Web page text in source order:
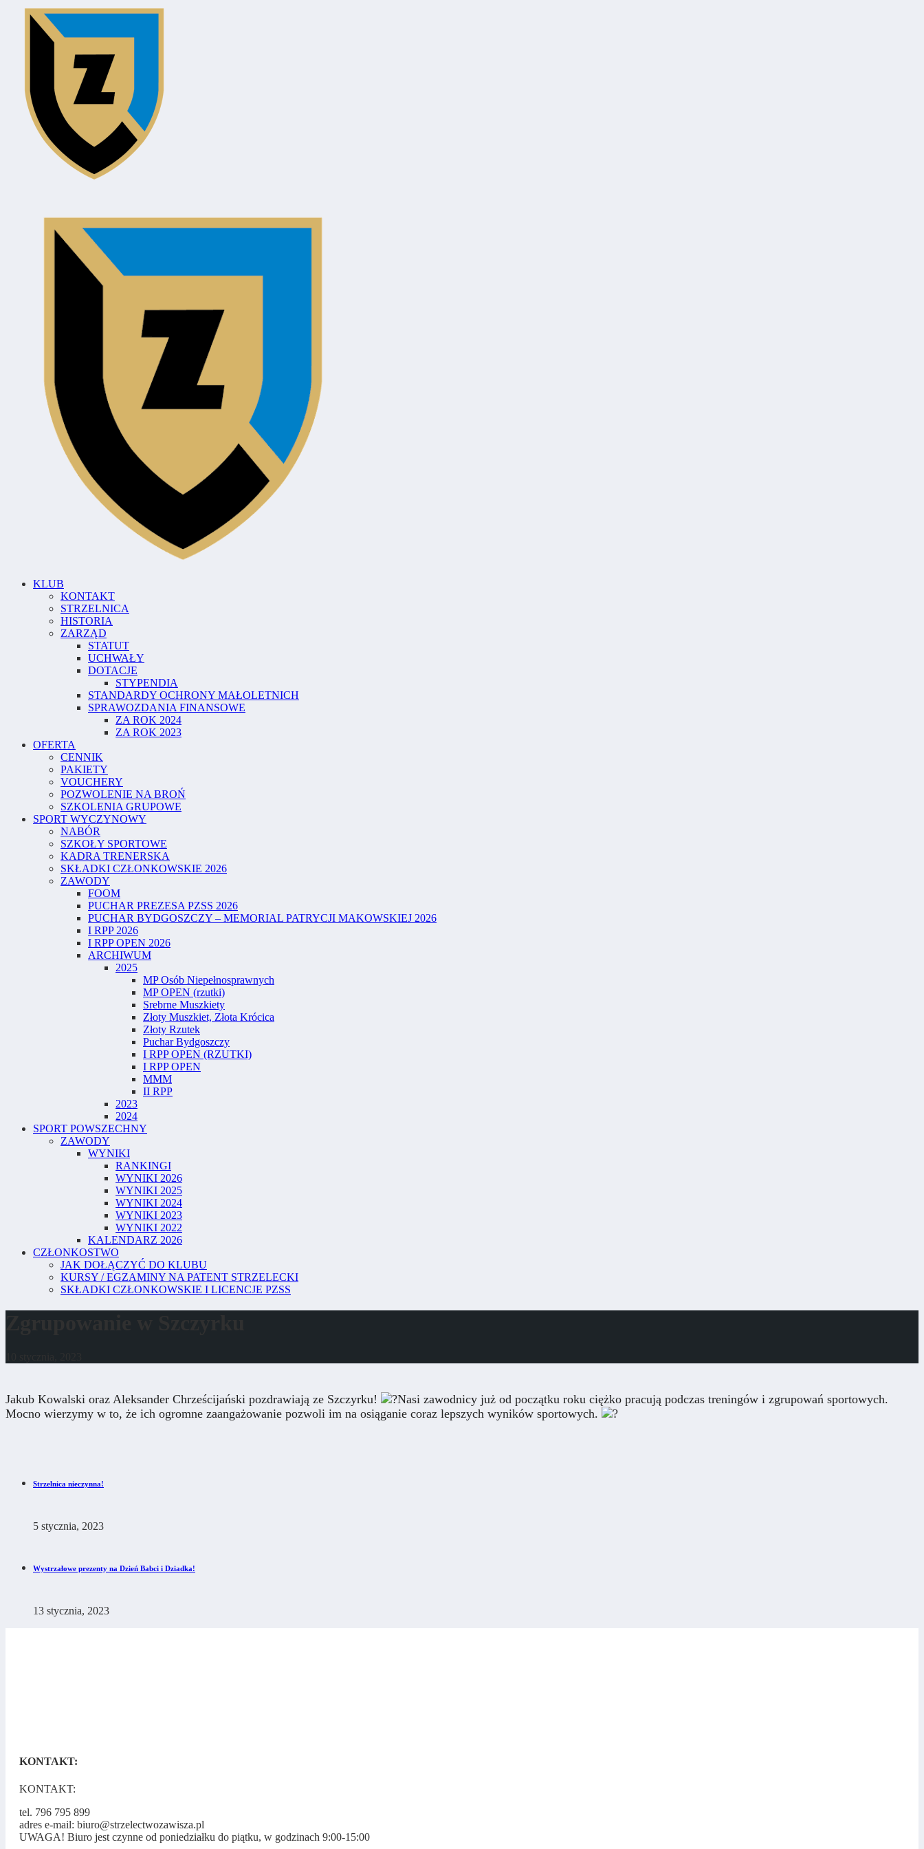
KLUB
KONTAKT
STRZELNICA
HISTORIA
ZARZĄD
STATUT
UCHWAŁY
DOTACJE
STYPENDIA
STANDARDY OCHRONY MAŁOLETNICH
SPRAWOZDANIA FINANSOWE
ZA ROK 2024
ZA ROK 2023
OFERTA
CENNIK
PAKIETY
VOUCHERY
POZWOLENIE NA BROŃ
SZKOLENIA GRUPOWE
SPORT WYCZYNOWY
NABÓR
SZKOŁY SPORTOWE
KADRA TRENERSKA
SKŁADKI CZŁONKOWSKIE 2026
ZAWODY
FOOM
PUCHAR PREZESA PZSS 2026
PUCHAR BYDGOSZCZY – MEMORIAL PATRYCJI MAKOWSKIEJ 2026
I RPP 2026
I RPP OPEN 2026
ARCHIWUM
2025
MP Osób Niepełnosprawnych
MP OPEN (rzutki)
Srebrne Muszkiety
Złoty Muszkiet, Złota Krócica
Złoty Rzutek
Puchar Bydgoszczy
I RPP OPEN (RZUTKI)
I RPP OPEN
MMM
II RPP
2023
2024
SPORT POWSZECHNY
ZAWODY
WYNIKI
RANKINGI
WYNIKI 2026
WYNIKI 2025
WYNIKI 2024
WYNIKI 2023
WYNIKI 2022
KALENDARZ 2026
CZŁONKOSTWO
JAK DOŁĄCZYĆ DO KLUBU
KURSY / EGZAMINY NA PATENT STRZELECKI
SKŁADKI CZŁONKOWSKIE I LICENCJE PZSS
Jakub Kowalski oraz Aleksander Chrześcijański pozdrawiają ze Szczyrku!
Nasi zawodnicy już od początku roku ciężko pracują podczas treningów i zgrupowań sportowych.
Mocno wierzymy w to, że ich ogromne zaangażowanie pozwoli im na osiąganie coraz lepszych wyników sportowych.
Strzelnica nieczynna!
5 stycznia, 2023
Wystrzałowe prezenty na Dzień Babci i Dziadka!
13 stycznia, 2023
KONTAKT:
KONTAKT:
tel. 796 795 899
adres e-mail: biuro@strzelectwozawisza.pl
UWAGA! Biuro jest czynne od poniedziałku do piątku, w godzinach 9:00-15:00